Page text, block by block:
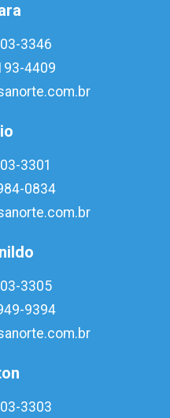
3346
4409
3301
0834
3305
9394
3303